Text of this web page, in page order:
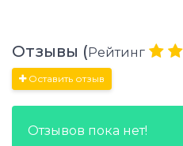
Отзывы ( Рейтинг
Оставить отзыв
Отзывов пока нет!